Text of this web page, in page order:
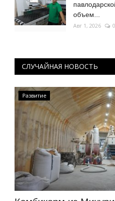
объем...
Авг 1, 2026 0
СЛУЧАЙНАЯ НОВОСТЬ
Развитие